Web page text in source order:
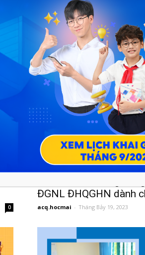
Review về đề thi thử
acq.hocmai Tháng Mười Một 22, 2022
0
ĐGNL ĐHQGHN dành
acq.hocmai - Tháng Bảy 19, 2023